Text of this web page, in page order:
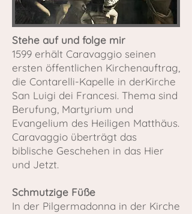
Stehe auf und folge mir
1599 erhält Caravaggio seinen
ersten öffentlichen Kirchenauftrag,
die Contarelli-Kapelle in derKirche
San Luigi dei Francesi. Thema sind
Berufung, Martyrium und
Evangelium des Heiligen Matthäus.
Caravaggio überträgt das
biblische Geschehen in das Hier
und Jetzt.
Schmutzige Füße
In der Pilgermadonna in der Kirche